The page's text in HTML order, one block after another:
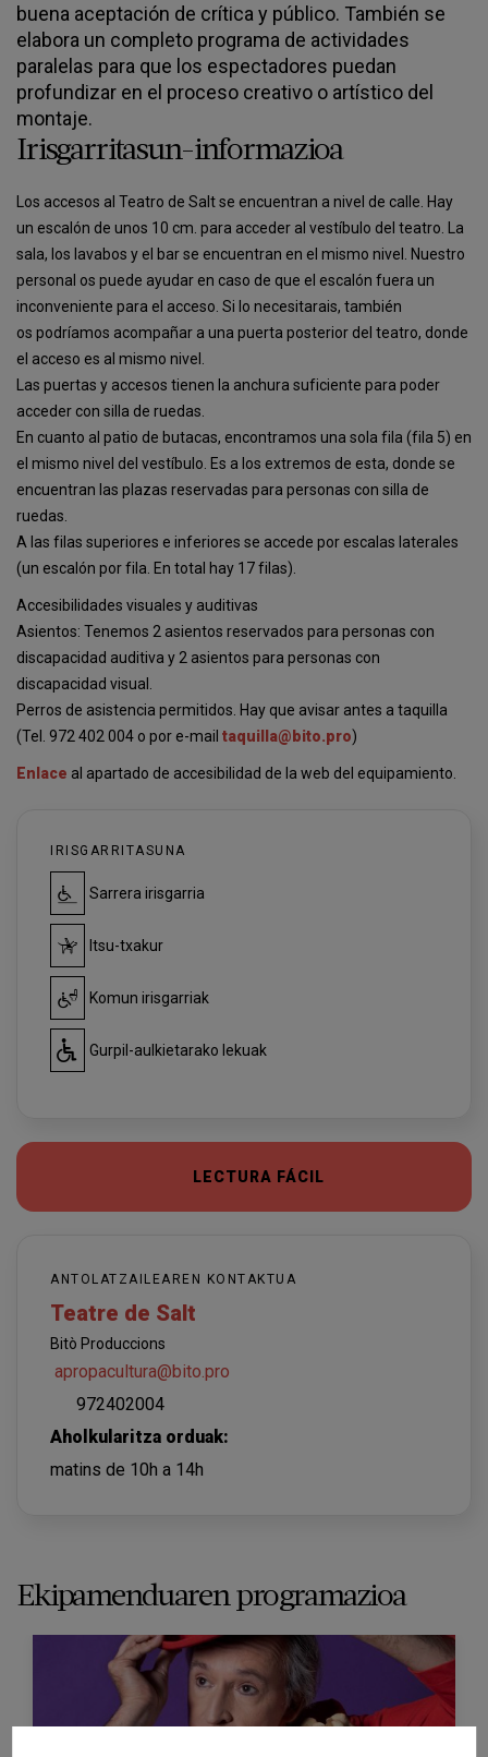
buena aceptación de crítica y público. También se
elabora un completo programa de actividades
paralelas para que los espectadores puedan
profundizar en el proceso creativo o artístico del
montaje.
Irisgarritasun-informazioa
Los accesos al Teatro de Salt se encuentran a nivel de calle. Hay
un escalón de unos 10 cm. para acceder al vestíbulo del teatro. La
sala, los lavabos y el bar se encuentran en el mismo nivel. Nuestro
personal os puede ayudar en caso de que el escalón fuera un
inconveniente para el acceso. Si lo necesitarais, también
os podríamos acompañar a una puerta posterior del teatro, donde
el acceso es al mismo nivel.
Las puertas y accesos tienen la anchura suficiente para poder
acceder con silla de ruedas.
En cuanto al patio de butacas, encontramos una sola fila (fila 5) en
el mismo nivel del vestíbulo. Es a los extremos de esta, donde se
encuentran las plazas reservadas para personas con silla de
ruedas.
A las filas superiores e inferiores se accede por escalas laterales
(un escalón por fila. En total hay 17 filas).
Accesibilidades visuales y auditivas
Asientos: Tenemos 2 asientos reservados para personas con
discapacidad auditiva y 2 asientos para personas con
discapacidad visual.
Perros de asistencia permitidos. Hay que avisar antes a taquilla
(Tel. 972 402 004 o por e-mail taquilla@bito.pro)
Enlace al apartado de accesibilidad de la web del equipamiento.
IRISGARRITASUNA
Sarrera irisgarria
Itsu-txakur
Komun irisgarriak
Gurpil-aulkietarako lekuak
LECTURA FÁCIL
ANTOLATZAILEAREN KONTAKTUA
Teatre de Salt
Bitò Produccions
apropacultura@bito.pro
972402004
Aholkularitza orduak:
matins de 10h a 14h
Ekipamenduaren programazioa